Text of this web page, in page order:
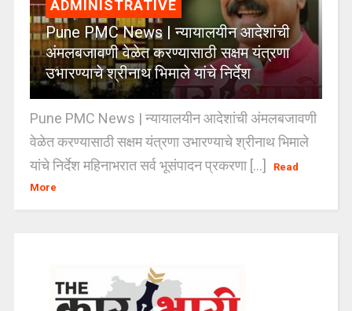
ADMINISTRATIVE
Pune PMC News | न्यायालयीन आदेशांची
अंमलबजावणी वेळेत करण्यासाठी सक्षम यंत्रणा
उभारण्याचे श्रीनाथ भिमाले यांचे निर्देश
Pune PMC News | न्यायालयीन आदेशांची अंमलबजावणी
वेळेत करण्यासाठी सक्षम यंत्रणा उभारण्याचे श्रीनाथ भिमाले
यांचे निर्देश महिनाभरात सर्व भूसंपादन प्रकरणा [...]
Read
More